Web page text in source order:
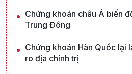
Chứng khoán châu Á biến
Trung Đông
Chứng khoán Hàn Quốc lại
ro địa chính trị